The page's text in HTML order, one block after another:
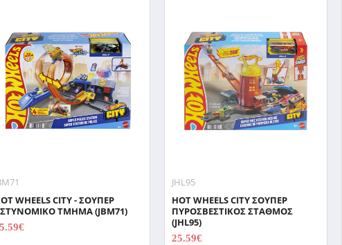
WHEELS CITY - ΣΟΥΠΕΡ
ΤΜΗΜΑ (JBM71)
JHL95
HOT WHEELS CITY ΣΟΥΠΕΡ
ΠΥΡΟΣΒΕΣΤΙΚΟΣ ΣΤΑΘΜΟΣ
(JHL95)
25.59€